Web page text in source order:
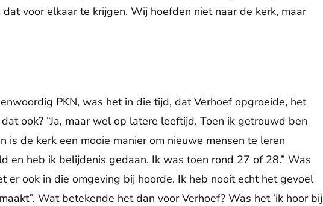
voor elkaar te krijgen. Wij hoefden niet naar de kerk, maar
PKN, was het in die tijd, dat Verhoef opgroeide, het
ook? “Ja, maar wel op latere leeftijd. Toen ik getrouwd ben
is de kerk een mooie manier om nieuwe mensen te leren
en heb ik belijdenis gedaan. Ik was toen rond 27 of 28.” Was
er ook in die omgeving bij hoorde. Ik heb nooit echt het gevoel
Wat betekende het dan voor Verhoef? Was het ‘ik hoor bij